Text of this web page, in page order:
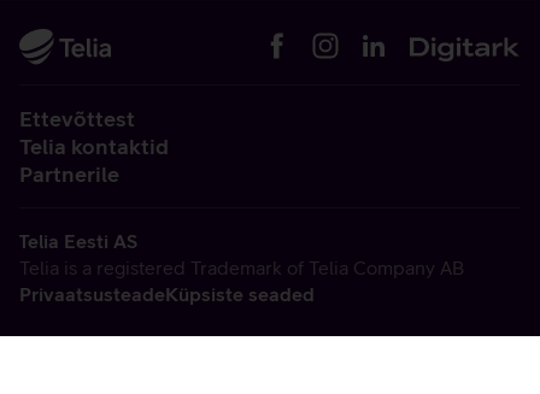
Ettevõttest
Telia kontaktid
Partnerile
Telia Eesti AS
Telia is a registered Trademark of Telia Company AB
PrivaatsusteadeKüpsiste seaded